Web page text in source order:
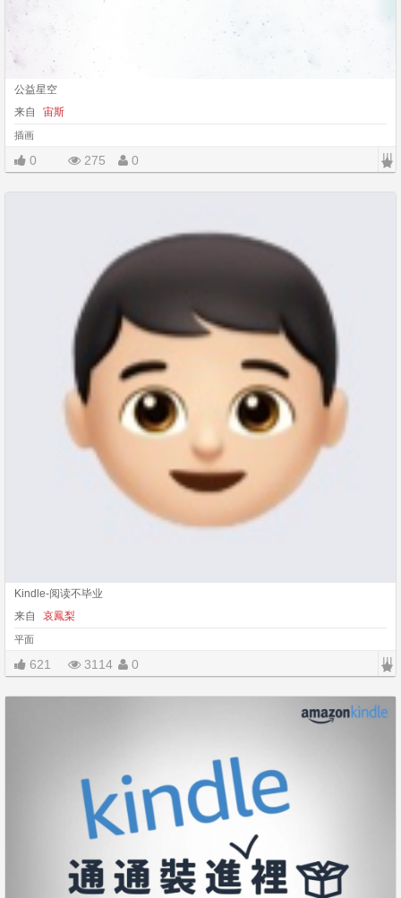
公益星空
来自
宙斯
插画
0 275 0 |||
Kindle-阅读不毕业
来自
哀鳳梨
平面
621 3114 0 |||